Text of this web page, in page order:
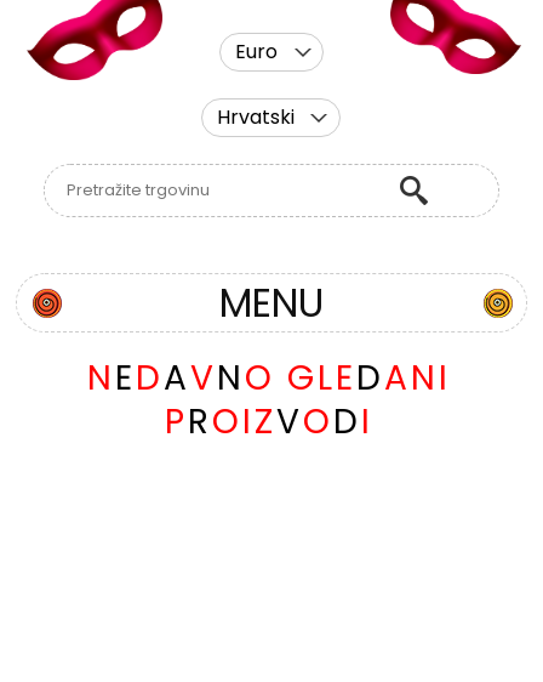
Euro
Hrvatski
MENU
NEDAVNO GLEDANI
PROIZVODI